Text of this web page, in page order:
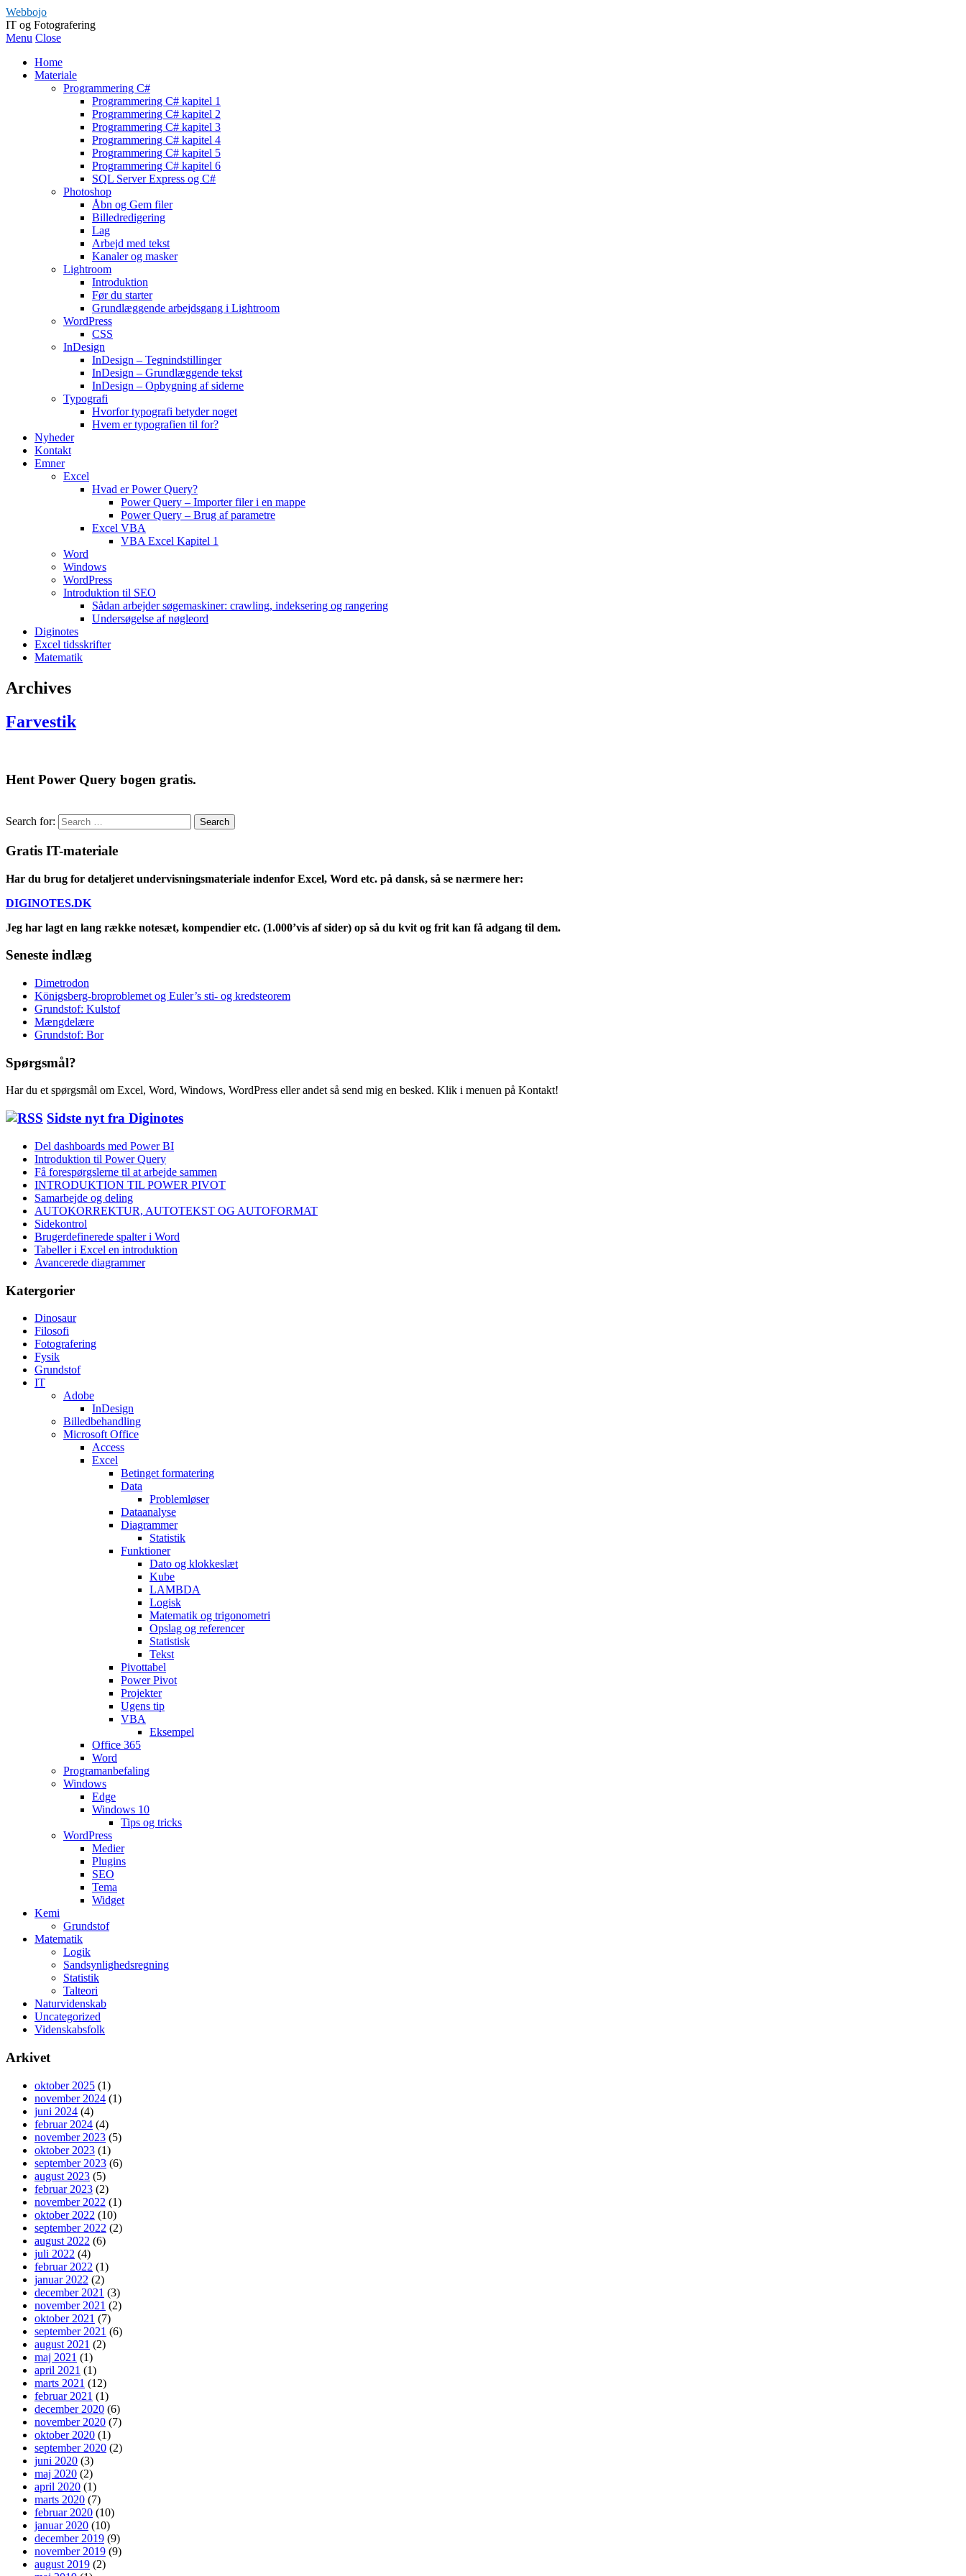
Webbojo
IT og Fotografering
Menu Close
Home
Materiale
Programmering C#
Programmering C# kapitel 1
Programmering C# kapitel 2
Programmering C# kapitel 3
Programmering C# kapitel 4
Programmering C# kapitel 5
Programmering C# kapitel 6
SQL Server Express og C#
Photoshop
Åbn og Gem filer
Billedredigering
Lag
Arbejd med tekst
Kanaler og masker
Lightroom
Introduktion
Før du starter
Grundlæggende arbejdsgang i Lightroom
WordPress
CSS
InDesign
InDesign – Tegnindstillinger
InDesign – Grundlæggende tekst
InDesign – Opbygning af siderne
Typografi
Hvorfor typografi betyder noget
Hvem er typografien til for?
Nyheder
Kontakt
Emner
Excel
Hvad er Power Query?
Power Query – Importer filer i en mappe
Power Query – Brug af parametre
Excel VBA
VBA Excel Kapitel 1
Word
Windows
WordPress
Introduktion til SEO
Sådan arbejder søgemaskiner: crawling, indeksering og rangering
Undersøgelse af nøgleord
Diginotes
Excel tidsskrifter
Matematik
Archives
Farvestik
Hent Power Query bogen gratis.
Search for:
Gratis IT-materiale
Har du brug for detaljeret undervisningsmateriale indenfor Excel, Word etc. på dansk, så se nærmere her:
DIGINOTES.DK
Jeg har lagt en lang række notesæt, kompendier etc. (1.000’vis af sider) op så du kvit og frit kan få adgang til dem.
Seneste indlæg
Dimetrodon
Königsberg-broproblemet og Euler’s sti- og kredsteorem
Grundstof: Kulstof
Mængdelære
Grundstof: Bor
Spørgsmål?
Har du et spørgsmål om Excel, Word, Windows, WordPress eller andet så send mig en besked. Klik i menuen på Kontakt!
Sidste nyt fra Diginotes
Del dashboards med Power BI
Introduktion til Power Query
Få forespørgslerne til at arbejde sammen
INTRODUKTION TIL POWER PIVOT
Samarbejde og deling
AUTOKORREKTUR, AUTOTEKST OG AUTOFORMAT
Sidekontrol
Brugerdefinerede spalter i Word
Tabeller i Excel en introduktion
Avancerede diagrammer
Katergorier
Dinosaur
Filosofi
Fotografering
Fysik
Grundstof
IT
Adobe
InDesign
Billedbehandling
Microsoft Office
Access
Excel
Betinget formatering
Data
Problemløser
Dataanalyse
Diagrammer
Statistik
Funktioner
Dato og klokkeslæt
Kube
LAMBDA
Logisk
Matematik og trigonometri
Opslag og referencer
Statistisk
Tekst
Pivottabel
Power Pivot
Projekter
Ugens tip
VBA
Eksempel
Office 365
Word
Programanbefaling
Windows
Edge
Windows 10
Tips og tricks
WordPress
Medier
Plugins
SEO
Tema
Widget
Kemi
Grundstof
Matematik
Logik
Sandsynlighedsregning
Statistik
Talteori
Naturvidenskab
Uncategorized
Videnskabsfolk
Arkivet
oktober 2025 (1)
november 2024 (1)
juni 2024 (4)
februar 2024 (4)
november 2023 (5)
oktober 2023 (1)
september 2023 (6)
august 2023 (5)
februar 2023 (2)
november 2022 (1)
oktober 2022 (10)
september 2022 (2)
august 2022 (6)
juli 2022 (4)
februar 2022 (1)
januar 2022 (2)
december 2021 (3)
november 2021 (2)
oktober 2021 (7)
september 2021 (6)
august 2021 (2)
maj 2021 (1)
april 2021 (1)
marts 2021 (12)
februar 2021 (1)
december 2020 (6)
november 2020 (7)
oktober 2020 (1)
september 2020 (2)
juni 2020 (3)
maj 2020 (2)
april 2020 (1)
marts 2020 (7)
februar 2020 (10)
januar 2020 (10)
december 2019 (9)
november 2019 (9)
august 2019 (2)